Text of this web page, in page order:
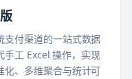
支付渠道的一站式数据
手工 Excel 操作，实现
化、多维聚合与统计可